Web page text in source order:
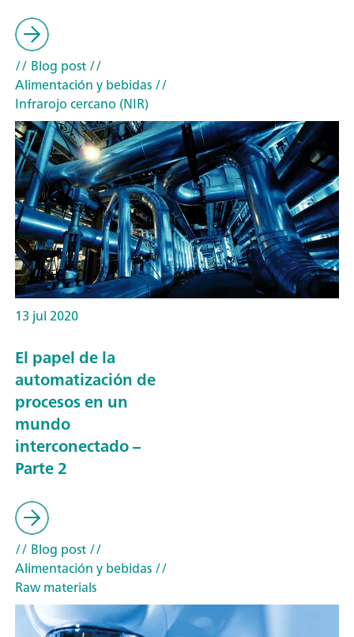
// Blog post//
Alimentación y bebidas//
Infrarojo cercano (NIR)
13 jul 2020
El papel de la
automatización de
procesos en un
mundo
interconectado –
Parte 2
// Blog post//
Alimentación y bebidas//
Raw materials